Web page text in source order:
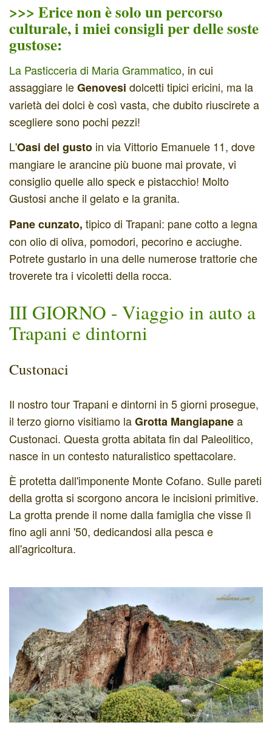
>>> Erice non è solo un percorso
culturale, i miei consigli per delle soste
gustose:
La Pasticceria di Maria Grammatico, in cui
assaggiare leGenovesi dolcetti tipici ericini, ma la
varietà dei dolci è così vasta, che dubito riuscirete a
scegliere sono pochi pezzi!
L'Oasi del gusto in via Vittorio Emanuele 11, dove
mangiare le arancine più buone mai provate, vi
consiglio quelle allo speck e pistacchio! Molto
Gustosi anche il gelato e la granita.
Pane cunzato, tipico di Trapani: pane cotto a legna
con olio di oliva, pomodori, pecorino e acciughe.
Potrete gustarlo in una delle numerose trattorie che
troverete tra i vicoletti della rocca.
III GIORNO - Viaggio in auto a
Trapani e dintorni
Custonaci
Il nostro tour Trapani e dintorni in 5 giorni prosegue,
il terzo giorno visitiamo laGrotta Mangiapanea
Custonaci. Questa grotta abitata fin dal Paleolitico,
nasce in un contesto naturalistico spettacolare.
È protetta dall'imponente Monte Cofano. Sulle pareti
della grotta si scorgono ancora le incisioni primitive.
La grotta prende il nome dalla famiglia che visse lì
fino agli anni '50, dedicandosi alla pesca e
all'agricoltura.